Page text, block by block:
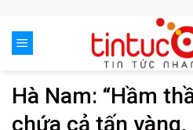
content
Hà Nam: “Hầm
chứa cả tấn